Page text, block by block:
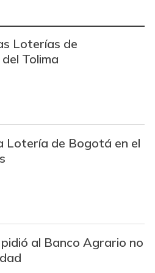
+$ 10,00 +0,32%
+$ 10,00
+$ 50,00
1.467,00 +12,22%
+$ 67,00
Loterías de
Tolima
Lotería de Bogotá en el
al Banco Agrario no